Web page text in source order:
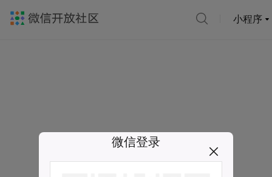
小程序
微信登录